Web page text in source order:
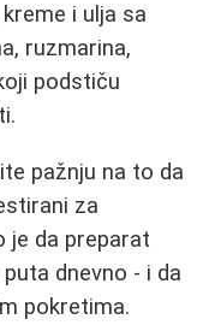
i ulja sa
ruzmarina,
podstiču
pažnju na to da
za
je da preparat
dnevno - i da
pokretima.